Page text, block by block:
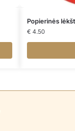
Popierinės
€ 4.50